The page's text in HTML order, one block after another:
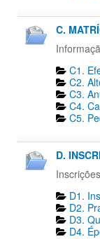
C.
C1.
C2.
C3.
C4.
C5.
D.
Inscrições
D1.
D2.
D3.
D4.